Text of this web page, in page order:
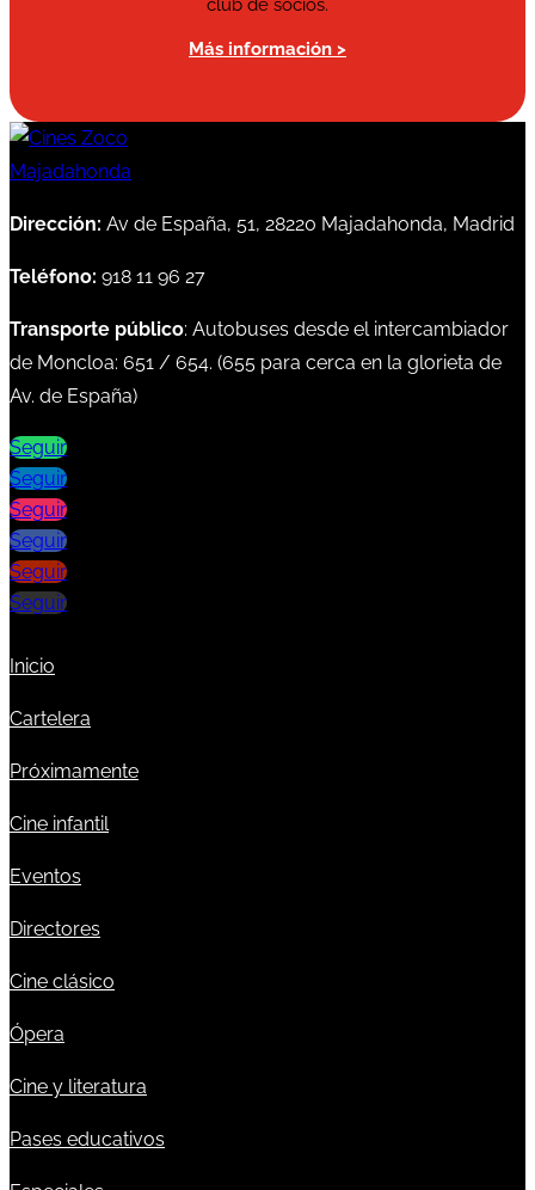
club de socios.
Más información >
Dirección: Av de España, 51, 28220 Majadahonda, Madrid
Teléfono: 918 11 96 27
Transporte público: Autobuses desde el intercambiador
de Moncloa: 651 / 654. (655 para cerca en la glorieta de
Av. de España)
Seguir
Seguir
Seguir
Seguir
Seguir
Seguir
Inicio
Cartelera
Próximamente
Cine infantil
Eventos
Directores
Cine clásico
Ópera
Cine y literatura
Pases educativos